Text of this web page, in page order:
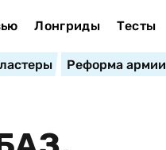
Лонгриды Тесты
Реформа армии